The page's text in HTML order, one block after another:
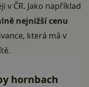
v ČR. Jako například
nejnižší cenu
která má v
hornbach